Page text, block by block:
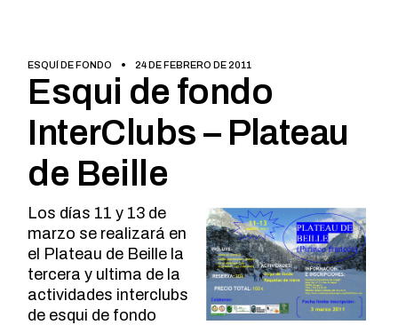
ESQUÍ DE FONDO 24 DE FEBRERO DE 2011
Esqui de fondo
InterClubs – Plateau
de Beille
Los días 11 y 13 de
marzo se realizará en
el Plateau de Beille la
tercera y ultima de la
actividades interclubs
de esqui de fondo